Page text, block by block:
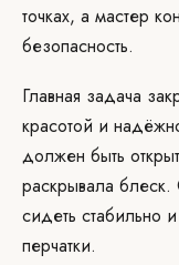
точках, а мастер
безопасность.
Главная задача
красотой и
должен быть
раскрывала
сидеть стабильно
перчатки.